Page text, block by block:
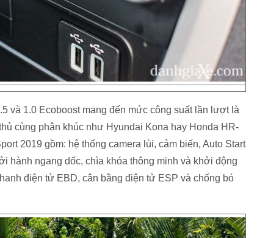
và 1.0 Ecoboost mang đến mức công suất lần lượt là
cùng phân khúc như Hyundai Kona hay Honda HR-
2019 gồm: hệ thống camera lùi, cảm biến, Auto Start
hành ngang dốc, chìa khóa thông minh và khởi động
điện tử EBD, cân bằng điện tử ESP và chống bó